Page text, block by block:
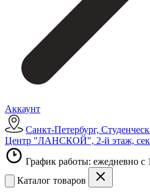
Аккаунт
Санкт-Петербург,
Центр "ЛАНСКОЙ", 2-й этаж,
График работы: ежедневно с
Каталог товаров